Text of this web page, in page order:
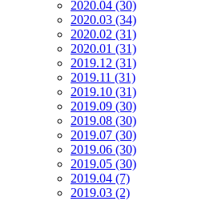
2020.04 (30)
2020.03 (34)
2020.02 (31)
2020.01 (31)
2019.12 (31)
2019.11 (31)
2019.10 (31)
2019.09 (30)
2019.08 (30)
2019.07 (30)
2019.06 (30)
2019.05 (30)
2019.04 (7)
2019.03 (2)